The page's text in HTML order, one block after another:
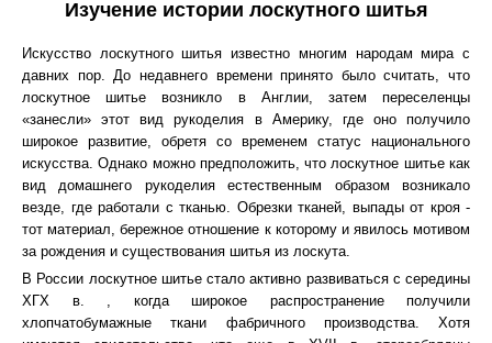
Изучение истории лоскутного шитья
Искусство лоскутного шитья известно многим народам мира с
давних пор. До недавнего времени принято было считать, что
лоскутное шитье возникло в Англии, затем переселенцы
«занесли» этот вид рукоделия в Америку, где оно получило
широкое развитие, обретя со временем статус национального
искусства. Однако можно предположить, что лоскутное шитье как
вид домашнего рукоделия естественным образом возникало
везде, где работали с тканью. Обрезки тканей, выпады от кроя -
тот материал, бережное отношение к которому и явилось мотивом
за рождения и существования шитья из лоскута.
В России лоскутное шитье стало активно развиваться с середины
ХГХ в. , когда широкое распространение получили
хлопчатобумажные ткани фабричного производства. Хотя